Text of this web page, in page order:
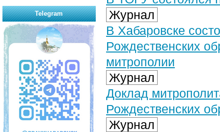
Журнал
В Хабаровске
Рождественских
митрополии
Журнал
Доклад
Рождественских
Журнал
Telegram